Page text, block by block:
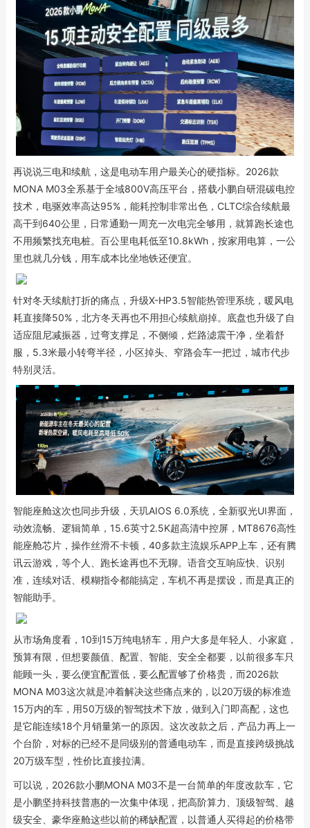
再说说三电和续航，这是电动车用户最关心的硬指标。2026款
MONA M03全系基于全域800V高压平台，搭载小鹏自研混碳电控
技术，电驱效率高达95%，能耗控制非常出色，CLTC综合续航最
高干到640公里，日常通勤一周充一次电完全够用，就算跑长途也
不用频繁找充电桩。百公里电耗低至10.8kWh，按家用电算，一公
里也就几分钱，用车成本比坐地铁还便宜。
针对冬天续航打折的痛点，升级X-HP3.5智能热管理系统，暖风电
耗直接降50%，北方冬天再也不用担心续航崩掉。底盘也升级了自
适应阻尼减振器，过弯支撑足，不侧倾，烂路滤震干净，坐着舒
服，5.3米最小转弯半径，小区掉头、窄路会车一把过，城市代步
特别灵活。
智能座舱这次也同步升级，天玑AIOS 6.0系统，全新驭光UI界面，
动效流畅、逻辑简单，15.6英寸2.5K超高清中控屏，MT8676高性
能座舱芯片，操作丝滑不卡顿，40多款主流娱乐APP上车，还有腾
讯云游戏，等个人、跑长途再也不无聊。语音交互响应快、识别
准，连续对话、模糊指令都能搞定，车机不再是摆设，而是真正的
智能助手。
从市场角度看，10到15万纯电轿车，用户大多是年轻人、小家庭，
预算有限，但想要颜值、配置、智能、安全全都要，以前很多车只
能顾一头，要么便宜配置低，要么配置够了价格贵，而2026款
MONA M03这次就是冲着解决这些痛点来的，以20万级的标准造
15万内的车，用50万级的智驾技术下放，做到入门即高配，这也
是它能连续18个月销量第一的原因。这次改款之后，产品力再上一
个台阶，对标的已经不是同级别的普通电动车，而是直接跨级挑战
20万级车型，性价比直接拉满。
可以说，2026款小鹏MONA M03不是一台简单的年度改款车，它
是小鹏坚持科技普惠的一次集中体现，把高阶算力、顶级智驾、越
级安全、豪华座舱这些以前的稀缺配置，以普通人买得起的价格带